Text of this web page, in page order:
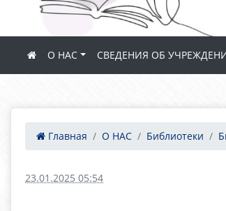
О НАС СВЕДЕНИЯ ОБ
Главная О НАС Библиотеки
23.01.2025 05:54